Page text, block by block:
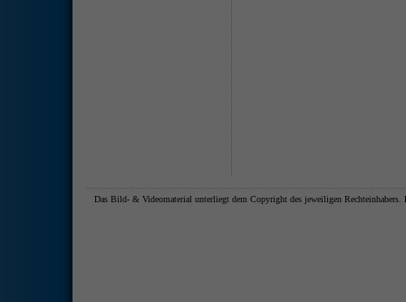
Das Bild- & Videomaterial unterliegt dem Copyright des jeweiligen